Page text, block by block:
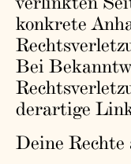
konkrete
Bei
derartige
Deine